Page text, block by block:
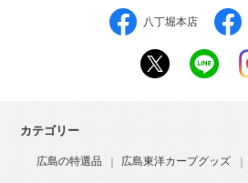
八丁堀本店
カテゴリー
広島の特選品 広島東洋カープグッズ